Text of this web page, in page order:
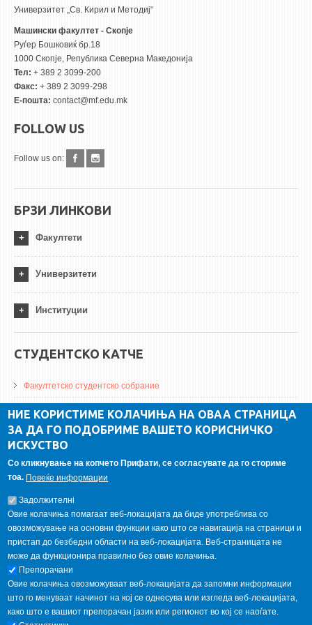
Универзитет „Св. Кирил и Методиј“
Машински факултет - Скопје
Руѓер Бошковиќ бр.18
1000 Скопје, Република Северна Македонија
Тел: + 389 2 3099-200
Факс: + 389 2 3099-298
Е-пошта: contact@mf.edu.mk
FOLLOW US
Follow us on:
БРЗИ ЛИНКОВИ
Факултети
Универзитети
Институции
СТУДЕНТСКО КАТЧЕ
Факултетско студентско собрание
ДА Винчи магазин
Алумни асоцијација
ГАЛЕРИЈА
НИЕ КОРИСТИМЕ КОЛАЧИЊА НА ОВАА СТРАНИЦА
ЗА ДА ГО ПОДОБРИМЕ ВАШЕТО КОРИСНИЧКО
ИСКУСТВО
Со кликнување на копчето Прифати, се согласувате да го сториме
тоа. Повеќе информации
Задолжителнi
Овие колачиња помагаат веб-локацијата да биде употреблива со
овозможување на основни функции како што се навигација на страници и
пристап до безбедни области на веб-локацијата. Веб-страницата не
може да функционира правилно без овие колачиња.
Препорачани
Овие колачиња овозможуваат веб-локацијата да запомни информации
што го менуваат начинот на кој се однесува или изгледа веб-локацијата,
како што е вашиот препорачан јазик или регионот во кој се наоѓате.